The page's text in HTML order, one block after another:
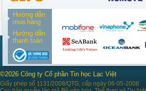
Hướng dẫn
mua hàng
Hướng dẫn
thanh toán
©2026 Công ty Cổ phần Tin học Lạc Việt
Giấy phép số 1131/2008/QTG, cấp ngày 06-05-2008